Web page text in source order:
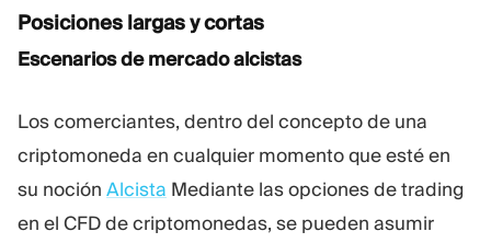
Posiciones largas y cortas
Escenarios de mercado alcistas
Los comerciantes, dentro del concepto de una
criptomoneda en cualquier momento que esté en
su noción Alcista Mediante las opciones de trading
en el CFD de criptomonedas, se pueden asumir